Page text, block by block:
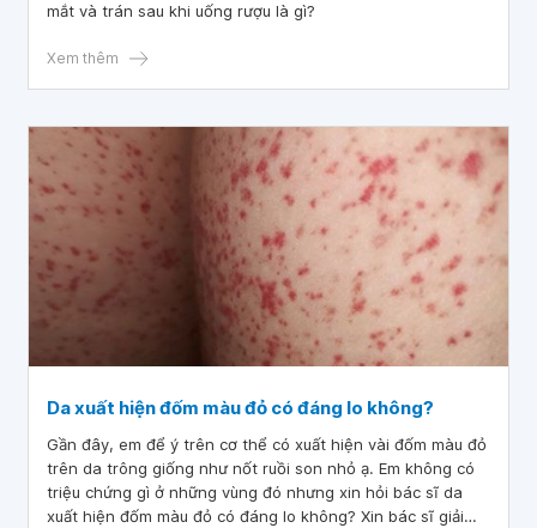
mắt và trán sau khi uống rượu là gì?
Xem thêm
Da xuất hiện đốm màu đỏ có đáng lo không?
Gần đây, em để ý trên cơ thể có xuất hiện vài đốm màu đỏ
trên da trông giống như nốt ruồi son nhỏ ạ. Em không có
triệu chứng gì ở những vùng đó nhưng xin hỏi bác sĩ da
xuất hiện đốm màu đỏ có đáng lo không? Xin bác sĩ giải